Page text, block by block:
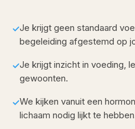
✓Je krijgt geen standaard
begeleiding afgestemd op
✓Je krijgt inzicht in voeding,
gewoonten.
✓We kijken vanuit een
lichaam nodig lijkt te